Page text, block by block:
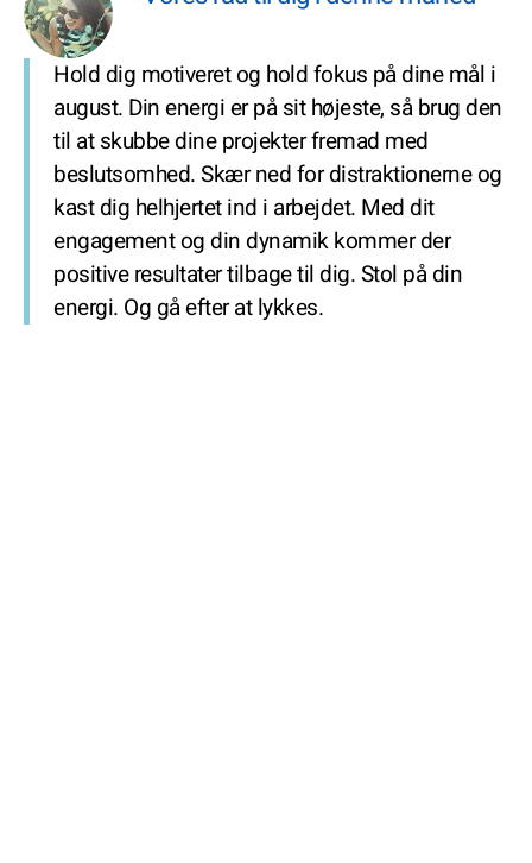
Hold dig motiveret og hold fokus på dine mål i
august. Din energi er på sit højeste, så brug den
til at skubbe dine projekter fremad med
beslutsomhed. Skær ned for distraktionerne og
kast dig helhjertet ind i arbejdet. Med dit
engagement og din dynamik kommer der
positive resultater tilbage til dig. Stol på din
energi. Og gå efter at lykkes.